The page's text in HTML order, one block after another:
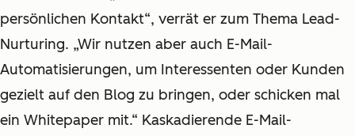
persönlichen Kontakt“, verrät er zum Thema Lead-
Nurturing. „Wir nutzen aber auch E-Mail-
Automatisierungen, um Interessenten oder Kunden
gezielt auf den Blog zu bringen, oder schicken mal
ein Whitepaper mit.“ Kaskadierende E-Mail-